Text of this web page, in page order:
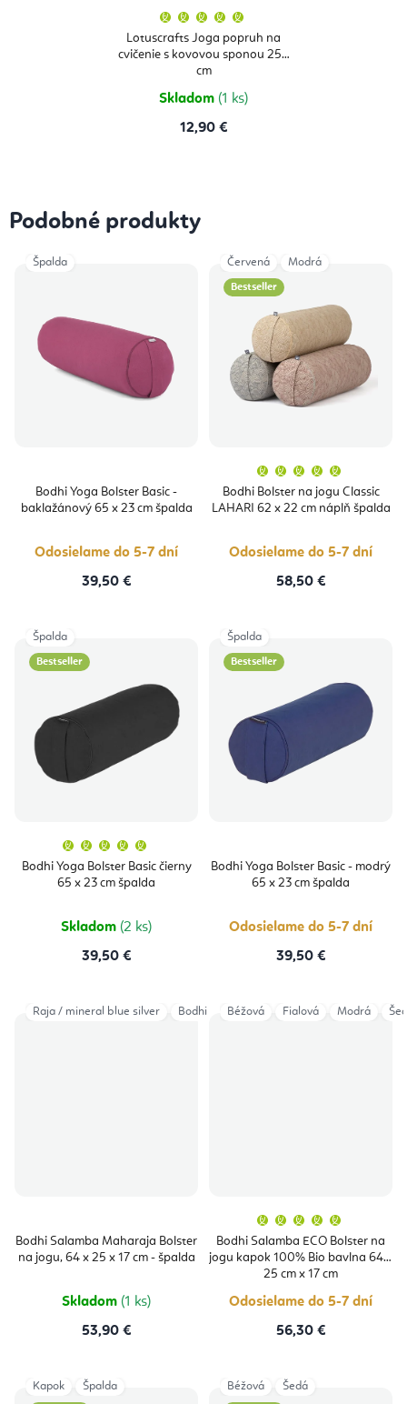
Lotuscrafts Joga popruh na
cvičenie s kovovou sponou 250
cm
produktu
je
5,0
Skladom (1 ks)
12,90 €
Podobné produkty
Bodhi Yoga Bolster Basic -
baklažánový 65 x 23 cm špalda
Odosielame do 5-7 dní
39,50 €
Špalda
Bestseller
Bodhi Bolster na jogu Classic
LAHARI 62 x 22 cm náplň špalda
produktu
je
5,0
Odosielame do 5-7 dní
58,50 €
Červená Modrá
Bestseller
Bodhi Yoga Bolster Basic čierny
65 x 23 cm špalda
produktu
je
5,0
hviezdičiek.
Skladom (2 ks)
39,50 €
Špalda
Bestseller
Bodhi Yoga Bolster Basic - modrý
65 x 23 cm špalda
Odosielame do 5-7 dní
39,50 €
Špalda
Bodhi Salamba Maharaja Bolster
na jogu, 64 x 25 x 17 cm - špalda
Skladom (1 ks)
53,90 €
Raja / mineral blue silver Bodhi Leaves / deep green Raja / taupe
Bodhi Salamba ECO Bolster na
jogu kapok 100% Bio bavlna 64 x
25 cm x 17 cm
produktu
je
5,0
Odosielame do 5-7 dní
56,30 €
Béžová Fialová Modrá
Kapok Špalda Béžová Šedá